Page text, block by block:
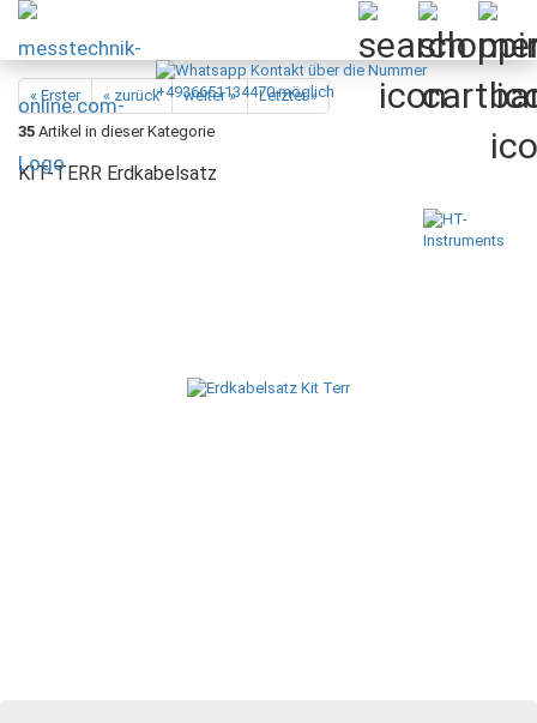
« Erster « zurück weiter »
Letzter »
35 Artikel in dieser Kategorie
KIT-TERR Erdkabelsatz